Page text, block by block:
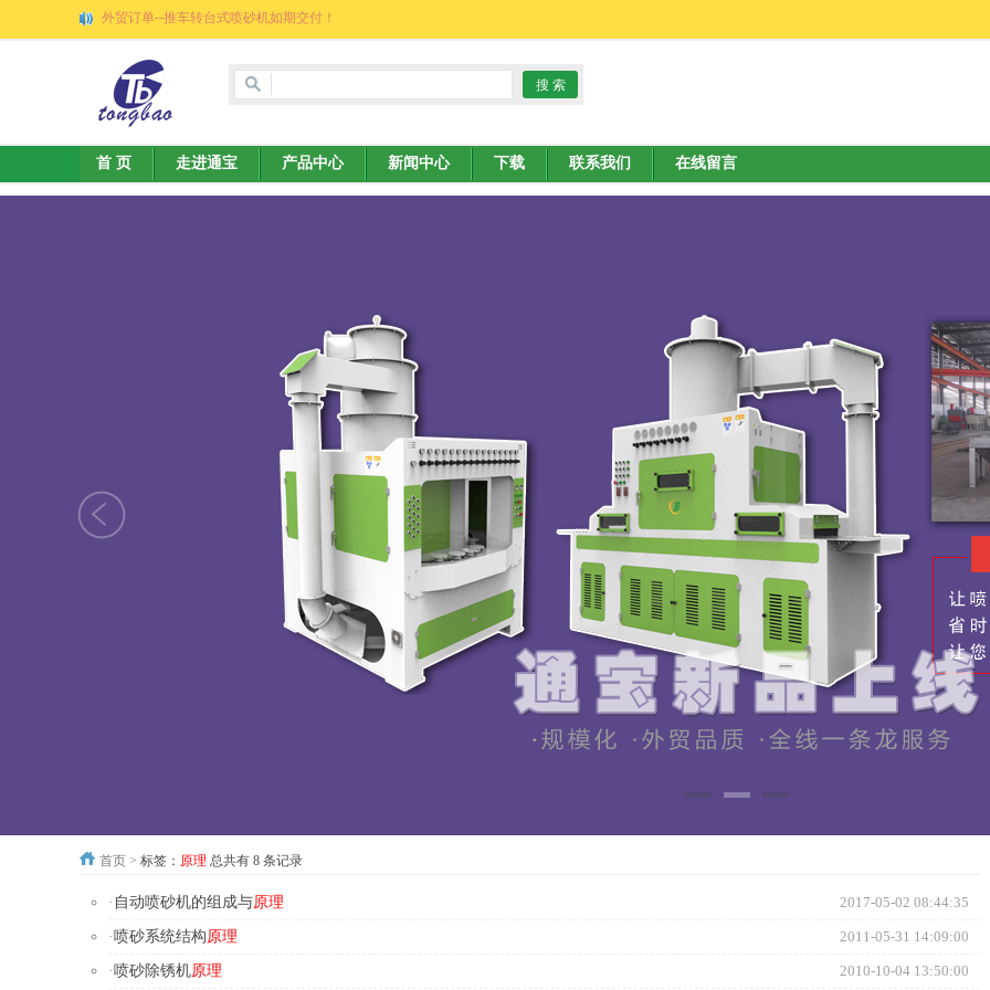
外贸订单--推车转台式喷砂机如期交付！
首 页 走进通宝 产品中心 新闻中心 下载 联系我们 在线留言
首页 > 标签： 原理 总共有 8 条记录
2017-05-02 08:44:35
· 自动喷砂机的组成与原理
2011-05-31 14:09:00
·喷砂系统结构原理
2010-10-04 13:50:00
·喷砂除锈机原理